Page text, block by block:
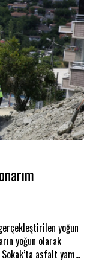
yoğun
yoğun olarak
asfalt yama